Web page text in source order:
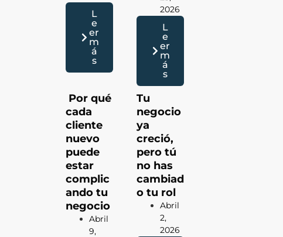
L
e
er
m
á
s
2026
L
e
er
m
á
s
Por qué
cada
cliente
nuevo
puede
estar
complic
ando tu
negocio
Abril
9,
Tu
negocio
ya
creció,
pero tú
no has
cambiad
o tu rol
Abril
2,
2026